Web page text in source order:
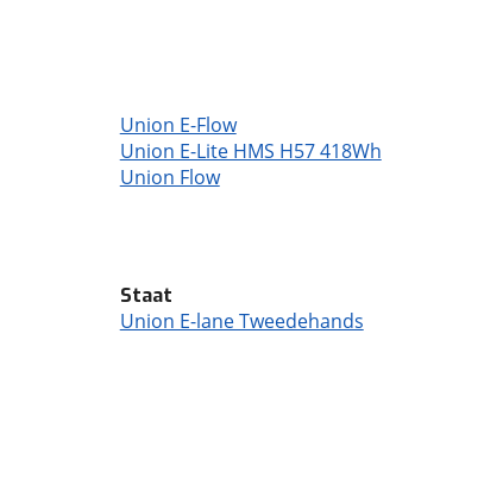
Union E-Flow
Union E-Lite HMS H57 418Wh
Union Flow
Staat
Union E-lane Tweedehands